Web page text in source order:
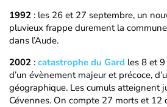
1992 : les 26 et 27 septembre, un
pluvieux frappe durement la
dans l’Aude.
2002 : catastrophe du Gard les 8 et 9
d’un évènement majeur et précoce,
géographique. Les cumuls atteignent
Cévennes. On compte 27 morts et 12